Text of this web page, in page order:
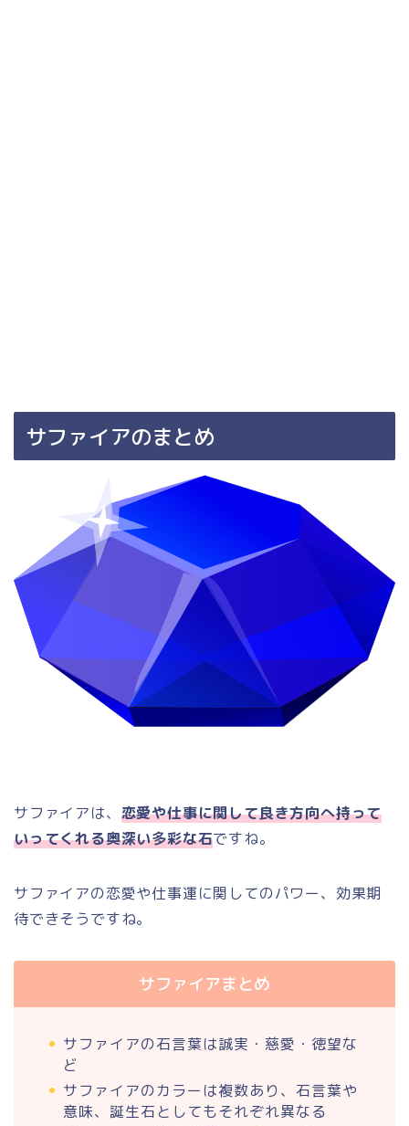
サファイアのまとめ
サファイアは、 恋愛や仕事に関して良き方向へ持って
いってくれる奥深い多彩な石ですね。
サファイアの恋愛や仕事運に関してのパワー、効果期
待できそうですね。
サファイアまとめ
サファイアの石言葉は誠実・慈愛・徳望な
ど
サファイアのカラーは複数あり、石言葉や
意味、誕生石としてもそれぞれ異なる